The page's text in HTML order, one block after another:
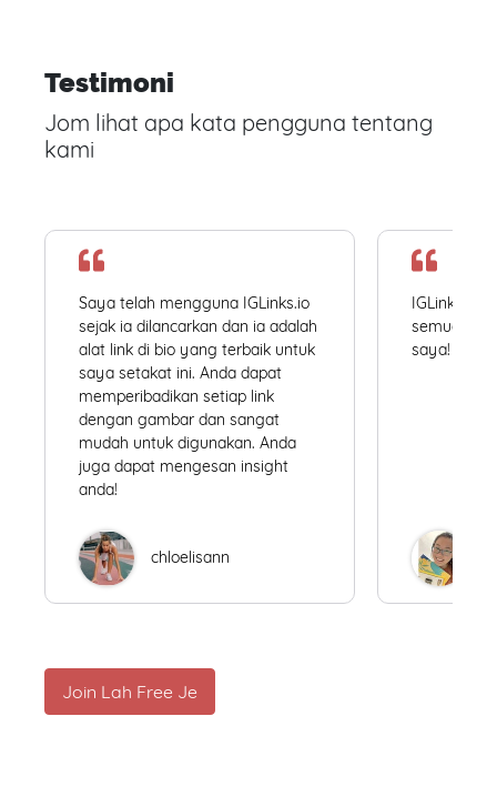
Testimoni
Jom lihat apa kata pengguna tentang
kami
Saya telah mengguna IGLinks.io
sejak ia dilancarkan dan ia adalah
alat link di bio yang terbaik untuk
saya setakat ini. Anda dapat
memperibadikan setiap link
dengan gambar dan sangat
mudah untuk digunakan. Anda
juga dapat mengesan insight
anda!
chloelisann
IGLinks.io
semua
saya!
Join Lah Free Je